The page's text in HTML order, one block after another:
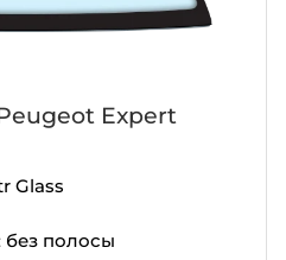
Expert
Glass
без полосы